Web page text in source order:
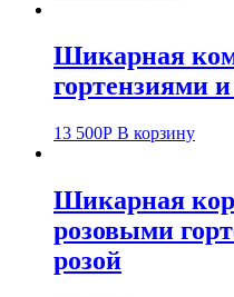
Шикарная
гортензиями
13 500Р В корзину
Шикарная
розовыми
розой